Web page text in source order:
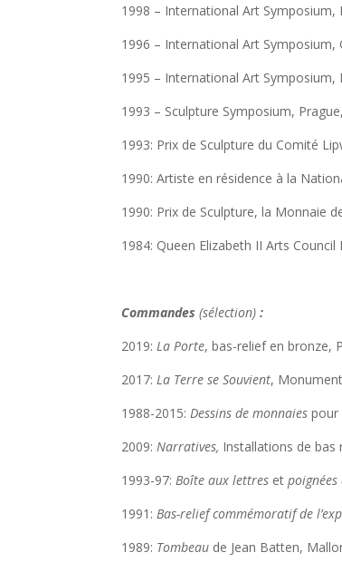
1998 – International Art
1996 – International Art Symposium,
1995 – International Art Symposium,
1993 – Sculpture Symposium,
1993: Prix de Sculpture du Comité
1990: Artiste en résidence à la
1990: Prix de Sculpture, la Monnaie
1984: Queen Elizabeth II Arts
Commandes(sélection) :
2019: La Porte, bas-relief en bronze,
2017: La Terre se Souvient,
1988-2015: Dessins de monnaiespour
2009: Narratives, Installations de bas
1993-97: Boîte aux lettres et
1991: Bas-relief commémoratif de
1989: Tombeau de Jean Batten,